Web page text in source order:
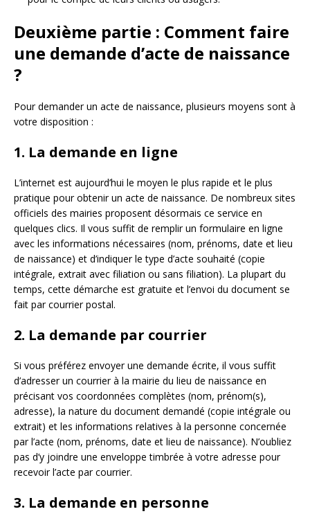
Deuxième partie : Comment faire
une demande d’acte de naissance
?
Pour demander un acte de naissance, plusieurs moyens sont à
votre disposition :
1. La demande en ligne
L’internet est aujourd’hui le moyen le plus rapide et le plus
pratique pour obtenir un acte de naissance. De nombreux sites
officiels des mairies proposent désormais ce service en
quelques clics. Il vous suffit de remplir un formulaire en ligne
avec les informations nécessaires (nom, prénoms, date et lieu
de naissance) et d’indiquer le type d’acte souhaité (copie
intégrale, extrait avec filiation ou sans filiation). La plupart du
temps, cette démarche est gratuite et l’envoi du document se
fait par courrier postal.
2. La demande par courrier
Si vous préférez envoyer une demande écrite, il vous suffit
d’adresser un courrier à la mairie du lieu de naissance en
précisant vos coordonnées complètes (nom, prénom(s),
adresse), la nature du document demandé (copie intégrale ou
extrait) et les informations relatives à la personne concernée
par l’acte (nom, prénoms, date et lieu de naissance). N’oubliez
pas d’y joindre une enveloppe timbrée à votre adresse pour
recevoir l’acte par courrier.
3. La demande en personne